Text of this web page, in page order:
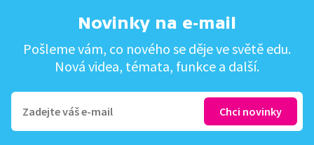
Novinky na e-mail
Pošleme vám, co nového se děje ve světě edu.
Nová videa, témata, funkce a další.